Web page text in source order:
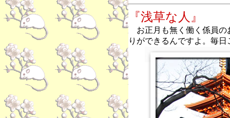
『浅草な人』
お正月も無く働く係員の
りができるんですよ。毎